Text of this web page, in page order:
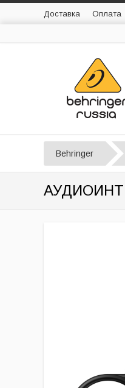
Доставка Оплата
Behringer